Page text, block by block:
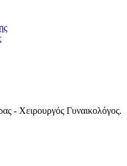
- Χειρουργός Γυναικολόγος.